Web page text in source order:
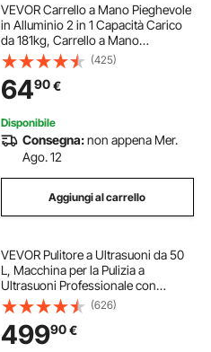
VEVOR Carrello a Mano Pieghevole
in Alluminio 2 in 1 Capacità Carico
da 181kg, Carrello a Mano
Pieghevole Salvaspazio Carrello
con Piattaforma Ruote in Gomma
per Trasporto di Merci da
Magazzino 181kg
(425)
6490€
Disponibile
Consegna:non appena Mer.
Ago. 12
Aggiungi al carrello
VEVOR Pulitore a Ultrasuoni da 50
L, Macchina per la Pulizia a
Ultrasuoni Professionale con
Cestello di Pulizia e Display Digitale,
in Acciaio Inox da 840 W e 40 kHz
con Ruote per Parti, Carburatori
(626)
49990€